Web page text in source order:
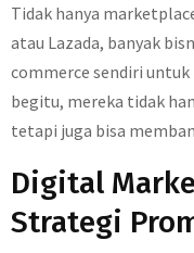
Tidak hanya
atau Lazada, banyak
commerce sendiri
begitu, mereka tidak
tetapi juga bisa
Digital
Strategi